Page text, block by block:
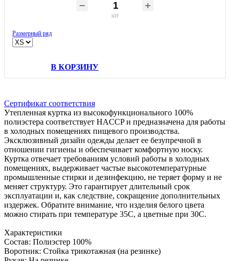
шт
Размерный ряд
В КОРЗИНУ
Сертификат соответствия
Утепленная куртка из высокофункционального 100%
полиэстера соответствует HACCP и предназначена для работы
в холодных помещениях пищевого производства.
Эксклюзивный дизайн одежды делает ее безупречной в
отношении гигиены и обеспечивает комфортную носку.
Куртка отвечает требованиям условий работы в холодных
помещениях, выдерживает частые высокотемпературные
промышленные стирки и дезинфекцию, не теряет форму и не
меняет структуру. Это гарантирует длительный срок
эксплуатации и, как следствие, сокращение дополнительных
издержек. Обратите внимание, что изделия белого цвета
можно стирать при температуре 35C, а цветные при 30С.
Характеристики
Состав: Полиэстер 100%
Воротник: Стойка трикотажная (на резинке)